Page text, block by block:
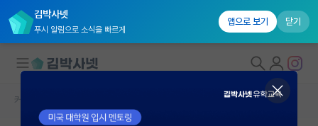
김박사넷
푸시 알림으로 소식을 빠르게
앱으로 보기 닫기
대학원생 모집
커뮤니티 홈